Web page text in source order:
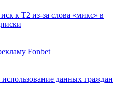
к Т2 из-за слова «микс» в
Fonbet
данных граждан